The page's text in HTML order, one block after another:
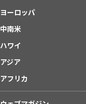
ヨーロッパ
中南米
ハワイ
アジア
アフリカ